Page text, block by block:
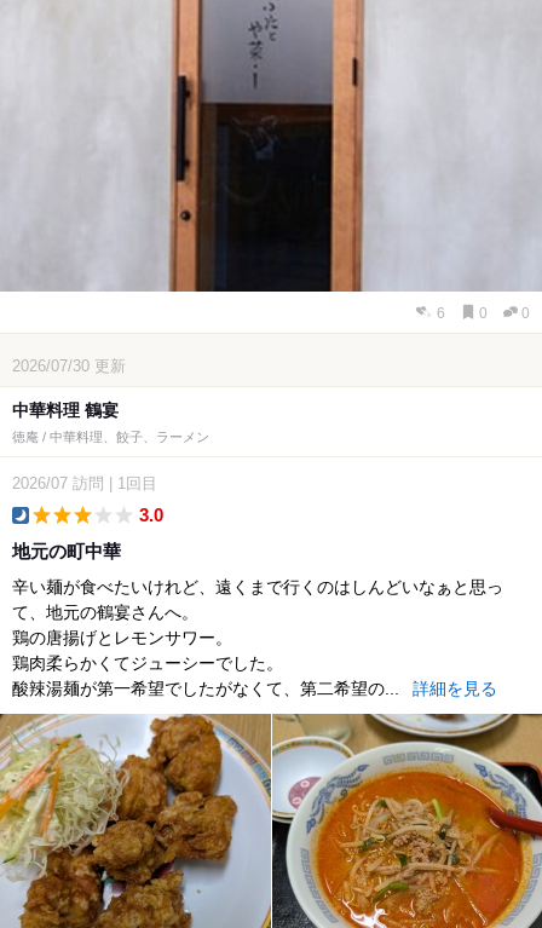
6 0 0
2026/07/30 更新
中華料理 鶴宴
徳庵 / 中華料理、餃子、ラーメン
2026/07 訪問 1回目
3.0
地元の町中華
辛い麺が食べたいけれど、遠くまで行くのはしんどいなぁと思っ
て、地元の鶴宴さんへ。
鶏の唐揚げとレモンサワー。
鶏肉柔らかくてジューシーでした。
酸辣湯麺が第一希望でしたがなくて、第二希望の...
詳細を見る